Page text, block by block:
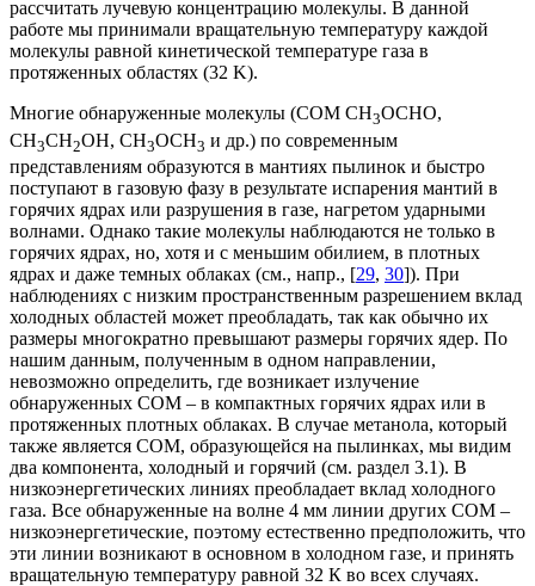
рассчитать лучевую концентрацию молекулы. В данной
работе мы принимали вращательную температуру каждой
молекулы равной кинетической температуре газа в
протяженных областях (32 K).
Многие обнаруженные молекулы (СОМ CH3OCHO,
CH3CH2OH, CH3OCH3 и др.) по современным
представлениям образуются в мантиях пылинок и быстро
поступают в газовую фазу в результате испарения мантий в
горячих ядрах или разрушения в газе, нагретом ударными
волнами. Однако такие молекулы наблюдаются не только в
горячих ядрах, но, хотя и с меньшим обилием, в плотных
ядрах и даже темных облаках (см., напр., [29, 30]). При
наблюдениях с низким пространственным разрешением вклад
холодных областей может преобладать, так как обычно их
размеры многократно превышают размеры горячих ядер. По
нашим данным, полученным в одном направлении,
невозможно определить, где возникает излучение
обнаруженных СОМ – в компактных горячих ядрах или в
протяженных плотных облаках. В случае метанола, который
также является СОМ, образующейся на пылинках, мы видим
два компонента, холодный и горячий (см. раздел 3.1). В
низкоэнергетических линиях преобладает вклад холодного
газа. Все обнаруженные на волне 4 мм линии других СОМ –
низкоэнергетические, поэтому естественно предположить, что
эти линии возникают в основном в холодном газе, и принять
вращательную температуру равной 32 К во всех случаях.